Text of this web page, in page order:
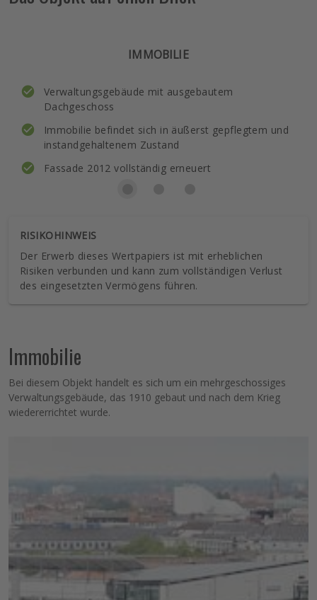
IMMOBILIE
Verwaltungsgebäude mit ausgebautem
Dachgeschoss
Immobilie befindet sich in äußerst gepflegtem und
instandgehaltenem Zustand
Fassade 2012 vollständig erneuert
RISIKOHINWEIS
Der Erwerb dieses Wertpapiers ist mit erheblichen
Risiken verbunden und kann zum vollständigen Verlust
des eingesetzten Vermögens führen.
Immobilie
Bei diesem Objekt handelt es sich um ein mehrgeschossiges
Verwaltungsgebäude, das 1910 gebaut und nach dem Krieg
wiedererrichtet wurde.